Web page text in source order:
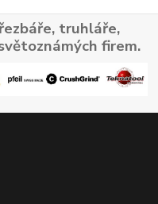
truhláře,
firem.